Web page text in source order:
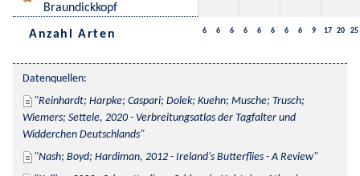
Braundickkopf
Anzahl Arten 6 6 6 6 6 6 6 6 9 17 20 25
Datenquellen:
Reinhardt; Harpke; Caspari; Dolek; Kuehn; Musche; Trusch;
Wiemers; Settele, 2020 - Verbreitungsatlas der Tagfalter und
Widderchen Deutschlands
Nash; Boyd; Hardiman, 2012 - Ireland's Butterflies - A Review